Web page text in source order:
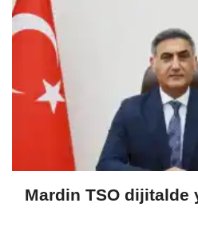
Mardin TSO dijitalde